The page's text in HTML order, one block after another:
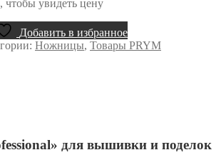
чтобы увидеть цену
Добавить в избранное
Ножницы, Товары PRYM
для вышивки и поделок